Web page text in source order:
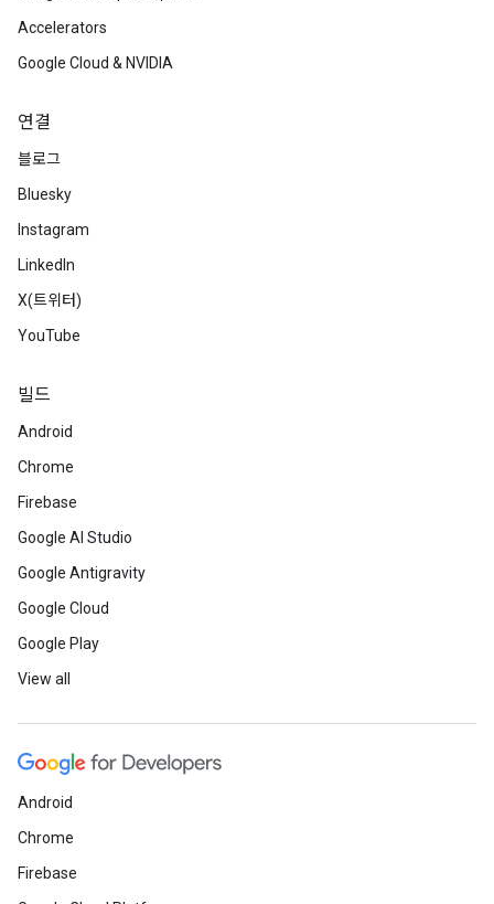
Accelerators
Google Cloud & NVIDIA
연결
블로그
Bluesky
Instagram
LinkedIn
X(트위터)
YouTube
빌드
Android
Chrome
Firebase
Google AI Studio
Google Antigravity
Google Cloud
Google Play
View all
Android
Chrome
Firebase